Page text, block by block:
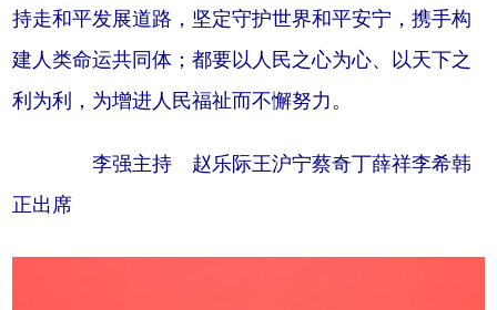
持走和平发展道路，坚定守护世界和平安宁，携手构
建人类命运共同体；都要以人民之心为心、以天下之
利为利，为增进人民福祉而不懈努力。
李强主持 赵乐际王沪宁蔡奇丁薛祥李希韩
正出席